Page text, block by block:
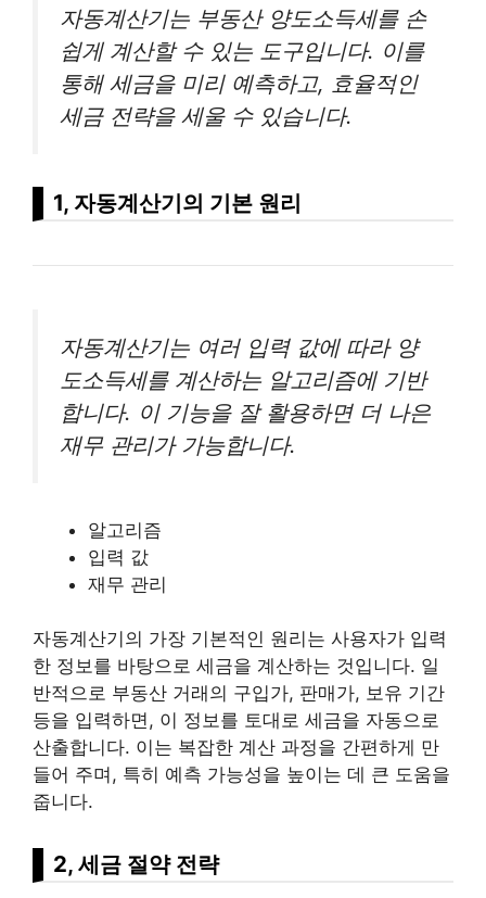
자동계산기는 부동산 양도소득세를 손
쉽게 계산할 수 있는 도구입니다. 이를
통해 세금을 미리 예측하고, 효율적인
세금 전략을 세울 수 있습니다.
1, 자동계산기의 기본 원리
자동계산기는 여러 입력 값에 따라 양
도소득세를 계산하는 알고리즘에 기반
합니다. 이 기능을 잘 활용하면 더 나은
재무 관리가 가능합니다.
알고리즘
입력 값
재무 관리
자동계산기의 가장 기본적인 원리는 사용자가 입력
한 정보를 바탕으로 세금을 계산하는 것입니다. 일
반적으로 부동산 거래의 구입가, 판매가, 보유 기간
등을 입력하면, 이 정보를 토대로 세금을 자동으로
산출합니다. 이는 복잡한 계산 과정을 간편하게 만
들어 주며, 특히 예측 가능성을 높이는 데 큰 도움을
줍니다.
2, 세금 절약 전략